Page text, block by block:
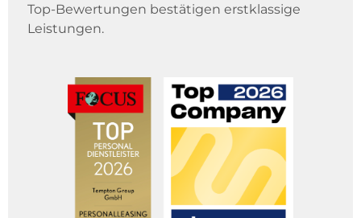
Top-Bewertungen bestätigen erstklassige
Leistungen.